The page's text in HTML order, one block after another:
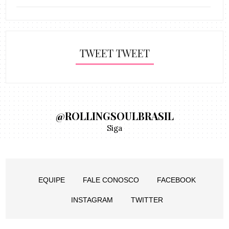
TWEET TWEET
@ROLLINGSOULBRASIL
Siga
EQUIPE FALE CONOSCO FACEBOOK
INSTAGRAM TWITTER